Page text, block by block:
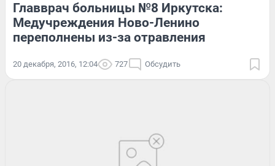
Главврач больницы №8 Иркутска:
Медучреждения Ново-Ленино
переполнены из-за отравления
20 декабря, 2016, 12:04 727 Обсудить